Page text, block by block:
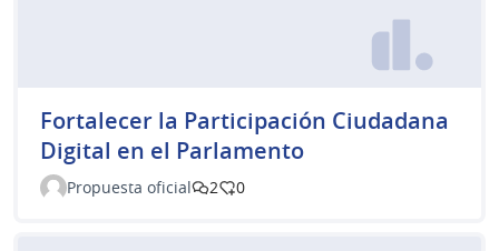
Fortalecer la Participación Ciudadana
Digital en el Parlamento
Propuesta oficial 2 0